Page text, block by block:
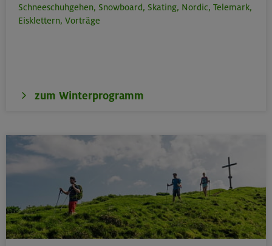
Schneeschuhgehen, Snowboard, Skating, Nordic, Telemark,
Eisklettern, Vorträge
zum Winterprogramm